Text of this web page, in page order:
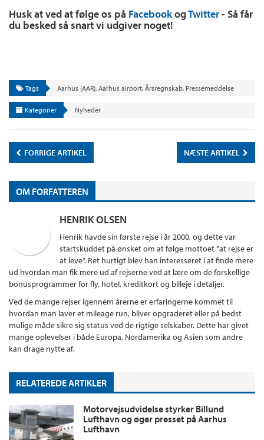
Husk at ved at følge os på FacebookogTwitter- Så får
du besked så snart vi udgiver noget!
Tags Aarhus (AAR), Aarhus airport, Årsregnskab, Pressemeddelse
Kategorier Nyheder
FORRIGE ARTIKEL NÆSTE ARTIKEL
OM FORFATTEREN
HENRIK OLSEN
Henrik havde sin første rejse i år 2000, og dette var
startskuddet på ønsket om at følge mottoet ”at rejse er
at leve”. Ret hurtigt blev han interesseret i at finde mere
ud hvordan man fik mere ud af rejserne ved at lære om de forskellige
bonusprogrammer for fly, hotel, kreditkort og billeje i detaljer.
Ved de mange rejser igennem årerne er erfaringerne kommet til
hvordan man laver et mileage run, bliver opgraderet eller på bedst
mulige måde sikre sig status ved de rigtige selskaber. Dette har givet
mange oplevelser i både Europa, Nordamerika og Asien som andre
kan drage nytte af.
RELATEREDE ARTIKLER
Motorvejsudvidelse styrker Billund
Lufthavn og øger presset på Aarhus
Lufthavn